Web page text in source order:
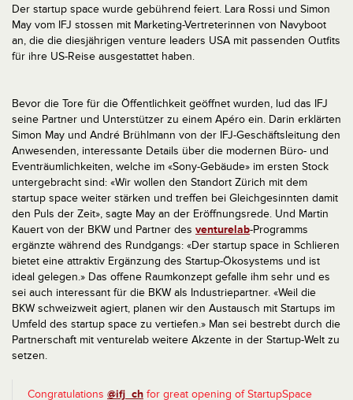
Der startup space wurde gebührend feiert. Lara Rossi und Simon
May vom IFJ stossen mit Marketing-Vertreterinnen von Navyboot
an, die die diesjährigen venture leaders USA mit passenden Outfits
für ihre US-Reise ausgestattet haben.
Bevor die Tore für die Öffentlichkeit geöffnet wurden, lud das IFJ
seine Partner und Unterstützer zu einem Apéro ein. Darin erklärten
Simon May und André Brühlmann von der IFJ-Geschäftsleitung den
Anwesenden, interessante Details über die modernen Büro- und
Eventräumlichkeiten, welche im «Sony-Gebäude» im ersten Stock
untergebracht sind: «Wir wollen den Standort Zürich mit dem
startup space weiter stärken und treffen bei Gleichgesinnten damit
den Puls der Zeit», sagte May an der Eröffnungsrede. Und Martin
Kauert von der BKW und Partner des venturelab-Programms
ergänzte während des Rundgangs: «Der startup space in Schlieren
bietet eine attraktiv Ergänzung des Startup-Ökosystems und ist
ideal gelegen.» Das offene Raumkonzept gefalle ihm sehr und es
sei auch interessant für die BKW als Industriepartner. «Weil die
BKW schweizweit agiert, planen wir den Austausch mit Startups im
Umfeld des startup space zu vertiefen.» Man sei bestrebt durch die
Partnerschaft mit venturelab weitere Akzente in der Startup-Welt zu
setzen.
Congratulations @ifj_ch for great opening of StartupSpace